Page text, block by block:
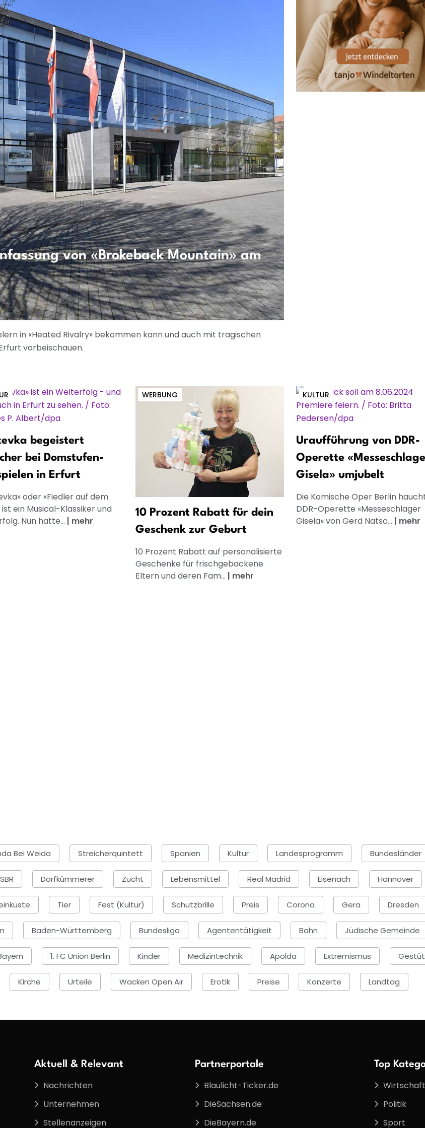
von «Brokeback Mountain» am
in «Heated Rivalry» bekommen kann und auch mit tragischen
vorbeischauen.
begeistert
bei Domstufen-
in Erfurt
oder «Fiedler auf dem
ist ein Musical-Klassiker und
Nun hatte... | mehr
WERBUNG
10 Prozent Rabatt für dein
Geschenk zur Geburt
10 Prozent Rabatt auf personalisierte
Geschenke für frischgebackene
Eltern und deren Fam... | mehr
KULTUR
Uraufführung von DDR-
Operette
Gisela» umjubelt
Die Komische Oper Berlin
DDR-Operette «Messeschlager
Gisela» von Gerd Natsc... | mehr
Bei Weida Streicherquintett Spanien Kultur Landesprogramm Bundesländer
SBR Dorfkümmerer Zucht Lebensmittel Real Madrid Eisenach Hannover
Tier Fest (Kultur) Schutzbrille Preis Corona Gera Dresden
Baden-Württemberg Bundesliga Agententätigkeit Bahn Jüdische Gemeinde
1. FC Union Berlin Kinder Medizintechnik Apolda Extremismus Gestüt
Kirche Urteile Wacken Open Air Erotik Preise Konzerte Landtag
Aktuell & Relevant
Nachrichten
Unternehmen
Stellenanzeigen
Partnerportale
Blaulicht-Ticker.de
DieSachsen.de
DieBayern.de
Top
Wirtschaft
Politik
Sport